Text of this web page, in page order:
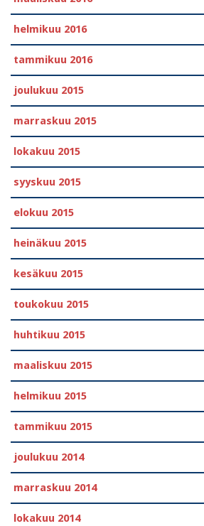
helmikuu 2016
tammikuu 2016
joulukuu 2015
marraskuu 2015
lokakuu 2015
syyskuu 2015
elokuu 2015
heinäkuu 2015
kesäkuu 2015
toukokuu 2015
huhtikuu 2015
maaliskuu 2015
helmikuu 2015
tammikuu 2015
joulukuu 2014
marraskuu 2014
lokakuu 2014